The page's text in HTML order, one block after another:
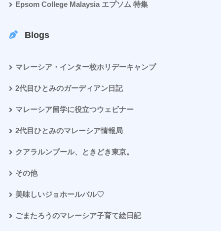
Epsom College Malaysia エプソム 特集
Blogs
マレーシア・インター校ホリデーキャンプ
2代目ひとみのガーディアン日記
マレーシア留学に役立つウェビナー
2代目ひとみのマレーシア情報局
クアラルンプール、ときどき東京。
その他
美味しいジョホールバル♡
ごまたろうのマレーシア子育て絵日記